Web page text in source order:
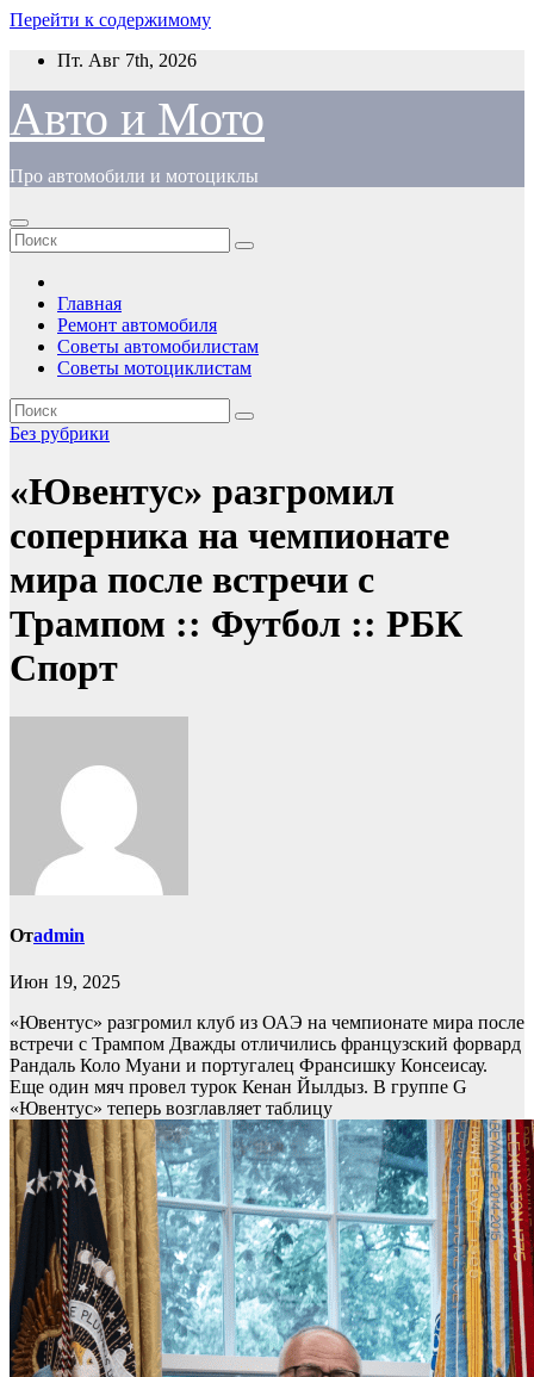
Перейти к содержимому
Пт. Авг 7th, 2026
Авто и Мото
Про автомобили и мотоциклы
Главная
Ремонт автомобиля
Советы автомобилистам
Советы мотоциклистам
Без рубрики
«Ювентус» разгромил
соперника на чемпионате
мира после встречи с
Трампом :: Футбол :: РБК
Спорт
Отadmin
Июн 19, 2025
«Ювентус» разгромил клуб из ОАЭ на чемпионате мира после
встречи с Трампом Дважды отличились французский форвард
Рандаль Коло Муани и португалец Франсишку Консеисау.
Еще один мяч провел турок Кенан Йылдыз. В группе G
«Ювентус» теперь возглавляет таблицу